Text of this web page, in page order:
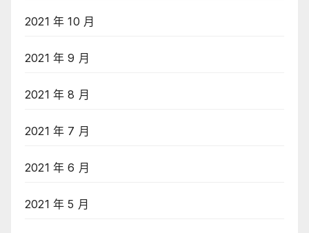
2021 年 10 月
2021 年 9 月
2021 年 8 月
2021 年 7 月
2021 年 6 月
2021 年 5 月